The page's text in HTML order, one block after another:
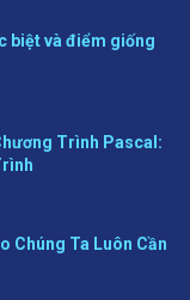
biệt và điểm giống
Trình Pascal:
Chúng Ta Luôn Cần